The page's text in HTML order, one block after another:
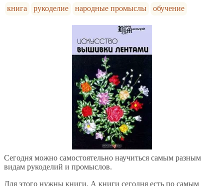
книга рукоделие народные промыслы обучение
Сегодня можно самостоятельно научиться самым разным
видам рукоделий и промыслов.
Для этого нужны книги. А книги сегодня есть по самым